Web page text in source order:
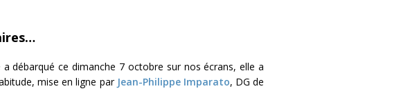
débarqué ce dimanche 7 octobre sur nos écrans, elle a
mise en ligne par Jean-Philippe Imparato, DG de